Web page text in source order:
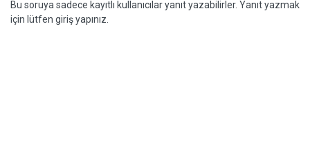
Bu soruya sadece kayıtlı kullanıcılar yanıt yazabilirler. Yanıt yazmak
için lütfen giriş yapınız.